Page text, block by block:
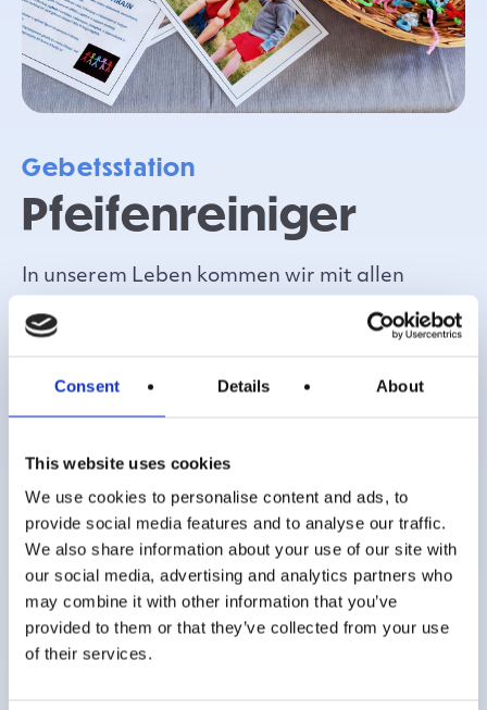
Consent Details About
This website uses cookies
We use cookies to personalise content and ads, to
provide social media features and to analyse our traffic.
We also share information about your use of our site with
our social media, advertising and analytics partners who
may combine it with other information that you’ve
provided to them or that they’ve collected from your use
of their services.
Gebetsstation
Pfeifenreiniger
In unserem Leben kommen wir mit allen
möglichen Menschen in Kontakt: Freunde,
Familienmitglieder, Nachbarn, andere Kinder
und Mitarbeitende in der Schule, Menschen
in den Geschäften, die wir besuchen, usw.
Diese Gebetsstation regt Schülerinnen und
Schüler dazu an, über die Menschen in ihrem
Leben und ihre Gefühle ihnen gegenüber
nachzudenken und dann für sie zu beten,
wenn sie möchten.